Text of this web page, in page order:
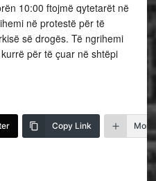
10:00 ftojmë qytetarët në
në protestë për të
së drogës. Të ngrihemi
për të çuar në shtëpi
Copy Link More